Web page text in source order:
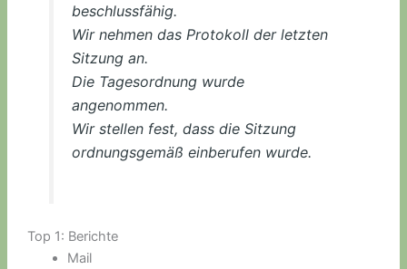
beschlussfähig.
Wir nehmen das Protokoll der letzten
Sitzung an.
Die Tagesordnung wurde
angenommen.
Wir stellen fest, dass die Sitzung
ordnungsgemäß einberufen wurde.
Top 1: Berichte
Mail